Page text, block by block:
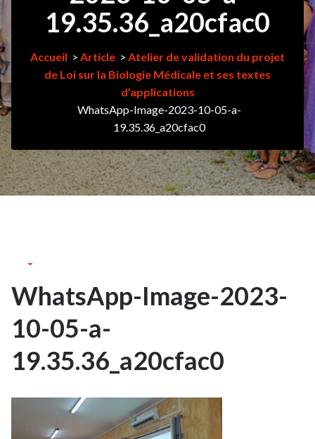
19.35.36_a20cfac0
Accueil > Article > Atelier de validation du projet
de Loi sur la Biologie Médicale et ses textes
d’applications
WhatsApp-Image-2023-10-05-a-
19.35.36_a20cfac0
6
OCT 2023
WhatsApp-Image-2023-
10-05-a-
19.35.36_a20cfac0